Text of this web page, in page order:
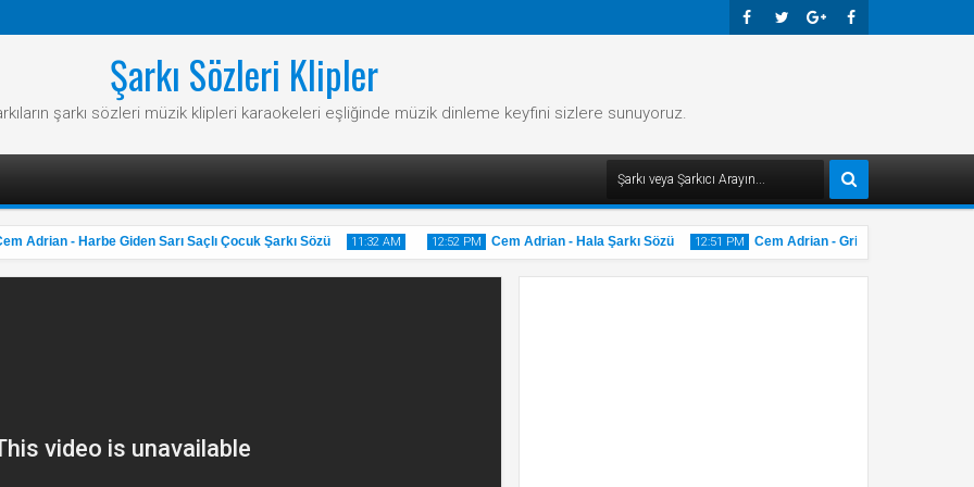
Şarkı Sözleri Klipler
şarkı sözleri müzik klipleri karaokeleri eşliğinde müzik dinleme keyfini sizlere sunuyoruz.
Adrian - Harbe Giden Sarı Saçlı Çocuk Şarkı Sözü 11:32 AM 12:52 PM Cem Adrian - Hala Şarkı Sözü 12:51 PM Cem Adrian - Gri Şarkı Sözü